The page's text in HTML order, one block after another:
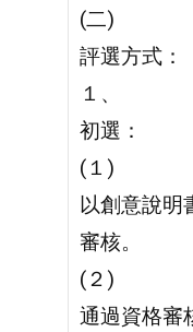
(二)
評選方式：
１、
初選：
(１)
以創意說明
審核。
(２)
通過資格審